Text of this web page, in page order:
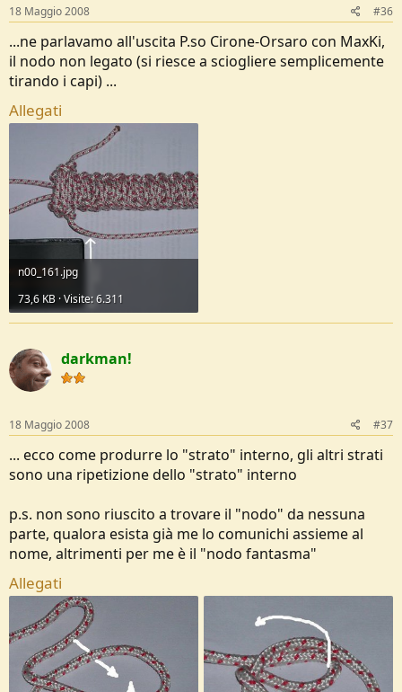
18 Maggio 2008 #36
...ne parlavamo all'uscita P.so Cirone-Orsaro con MaxKi,
il nodo non legato (si riesce a sciogliere semplicemente
tirando i capi) ...
Allegati
n00_161.jpg
73,6 KB · Visite: 6.311
darkman!
18 Maggio 2008 #37
... ecco come produrre lo "strato" interno, gli altri strati
sono una ripetizione dello "strato" interno
p.s. non sono riuscito a trovare il "nodo" da nessuna
parte, qualora esista già me lo comunichi assieme al
nome, altrimenti per me è il "nodo fantasma"
Allegati